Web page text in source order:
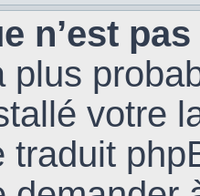
n’est
plus
votre
traduit